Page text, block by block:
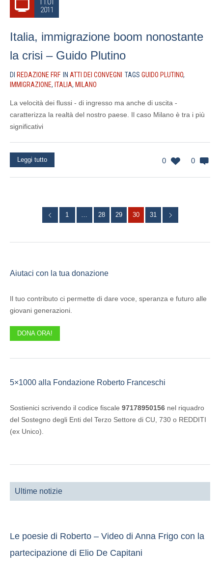
2011
Italia, immigrazione boom nonostante
la crisi – Guido Plutino
DI REDAZIONE FRF IN ATTI DEI CONVEGNI TAGS GUIDO PLUTINO,
IMMIGRAZIONE, ITALIA, MILANO
La velocità dei flussi - di ingresso ma anche di uscita -
caratterizza la realtà del nostro paese. Il caso Milano è tra i più
significativi
0 0
Leggi tutto
1 … 28 29 30 31
Aiutaci con la tua donazione
Il tuo contributo ci permette di dare voce, speranza e futuro alle
giovani generazioni.
DONA ORA!
5×1000 alla Fondazione Roberto Franceschi
Sostienici scrivendo il codice fiscale 97178950156 nel riquadro
del Sostegno degli Enti del Terzo Settore di CU, 730 o REDDITI
(ex Unico).
Ultime notizie
Le poesie di Roberto – Video di Anna Frigo con la
partecipazione di Elio De Capitani